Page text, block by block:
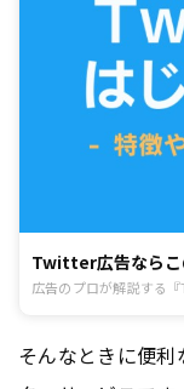
Twitter広告ならこ
広告のプロが解説する
そんなときに便